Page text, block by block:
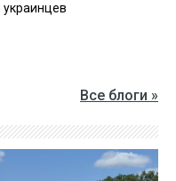
украинцев
Все блоги »